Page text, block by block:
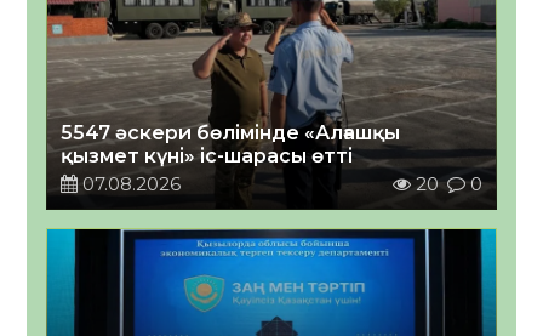
5547 әскери бөлімінде «Алғашқы
қызмет күні» іс-шарасы өтті
07.08.2026
20 0